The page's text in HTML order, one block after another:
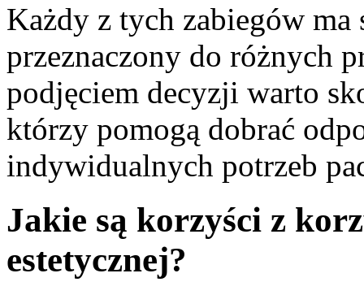
Każdy z tych zabiegów
przeznaczony do różnych
podjęciem decyzji warto
którzy pomogą dobrać
indywidualnych potrzeb
Jakie są korzyści z
estetycznej?